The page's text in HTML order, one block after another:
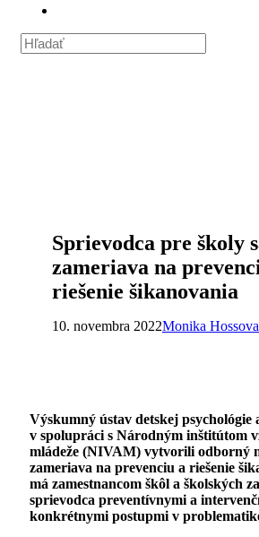
Sprievodca pre školy
zameriava na
riešenie šikanovania
10. novembra 2022Monika Hossova
Výskumný ústav detskej psychológie
v spolupráci s Národným inštitútom
mládeže (NIVAM) vytvorili odborný
zameriava na prevenciu a riešenie
má zamestnancom škôl a školských
sprievodca preventívnymi a
konkrétnymi postupmi v